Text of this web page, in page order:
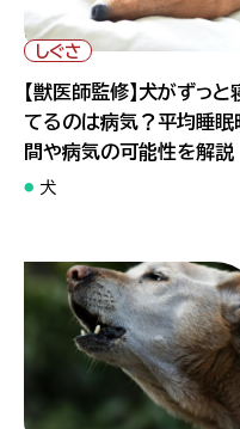
" alt="【獣医師監修】犬がず
と寝てるのは病気？平均睡
間や病気の可能性を解説">
しぐさ
【獣医師監修】犬がずっと
てるのは病気？平均睡眠
間や病気の可能性を解説
犬
" alt="【専門家監修】犬が遠
えをする5つの理由｜ケース